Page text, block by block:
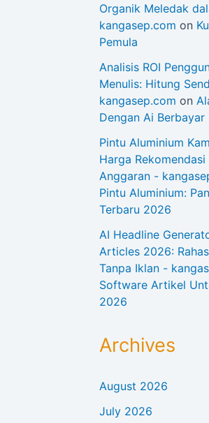
Organik Meledak
kangasep.com on
Pemula
Analisis ROI
Menulis: Hitung
kangasep.com on
Dengan Ai Berbayar
Pintu Aluminium
Harga
Anggaran -
Pintu Aluminium:
Terbaru 2026
AI Headline
Articles 2026:
Tanpa Iklan -
Software Artikel
2026
Archives
August 2026
July 2026